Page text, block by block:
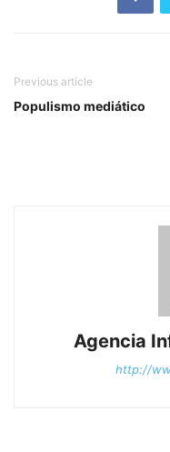
Previous article
Populismo mediático
Agencia
http://